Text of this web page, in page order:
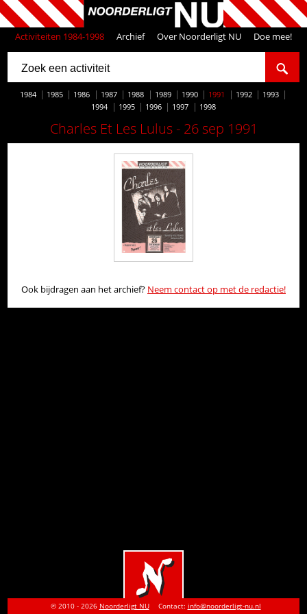
Activiteiten 1984-1998 Archief Over Noorderligt NU Doe mee!
1984 1985 1986 1987 1988 1989 1990 1991 1992
1993
1994
1995 1996 1997 1998
Charles Et Les Lulus - 26 sep 1991
Ook bijdragen aan het archief? Neem contact op met de redactie!
© 2010 - 2026 Noorderligt NU Contact: info@noorderligt-nu.nl